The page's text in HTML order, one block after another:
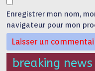
Enregistrer mon nom,
navigateur pour mon
breaking news